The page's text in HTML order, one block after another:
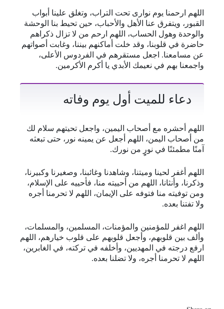
اللهم ارحمنا يوم نوارى تحت التراب، وتغلق علينا أبواب
القبور، ويتفرق عنا الأهل والأحباب، حين تحيط بنا الوحشة
والوحدة وهول الحساب، اللهم ارحم من لا تزال ذكراهم
حاضرة في قلوبنا، وقد خلت أماكنهم بيننا، وغابت أصواتهم
عن مسامعنا. اجعل مستقرهم في الفردوس الأعلى،
واجمعنا بهم في نعيمك الأبدي يا أكرم الأكرمين.
دعاء للميت أول يوم وفاته
اللهم أحشره مع أصحاب اليمين، واجعل تحيتهم سلام لك
من أصحاب اليمن، اللهم أجعل عن يمينه نور، حتى تبعثه
آمنًا مطمئنًا في نورٍِِ من نورك.
اللهم أغفر لحينا وميتنا، وشاهدنا وغائبنا، وصغيرنا وكبيرنا،
وذكرنا، وأنثانا، اللهم من أحييته منا، فأحييه على الإسلام،
ومن توفيته منا فتوفه على الإيمان، اللهم لا تحرمنا أجره
ولا تفتنا بعده.
اللهم اغفر للمؤمنين والمؤمنات، المسلمين، والمسلمات،
وألف بين قلوبهم، وأجعل قلوبهم على قلوب خيارهم، اللهم
ارفع درجته في المهديين، وأخلفه في تركته، في الغابرين،
اللهم لا تحرمنا أجره، ولا تضلنا بعده.